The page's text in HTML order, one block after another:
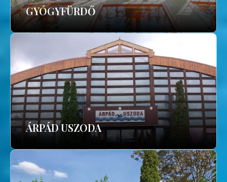
GYÓGYFÜRDŐ
ÁRPÁD USZODA